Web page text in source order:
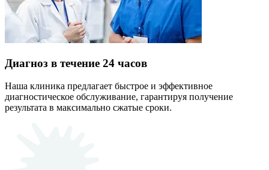
Диагноз в течение 24 часов
Наша клиника предлагает быстрое и эффективное
диагностическое обслуживание, гарантируя получение
результата в максимально сжатые сроки.